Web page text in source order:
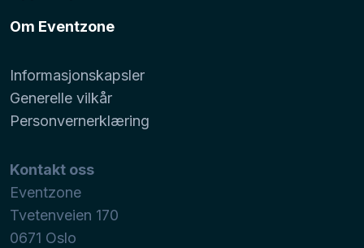
Om Eventzone
Informasjonskapsler
Generelle vilkår
Personvernerklæring
Kontakt oss
Eventzone
Tvetenveien 170
0671 Oslo